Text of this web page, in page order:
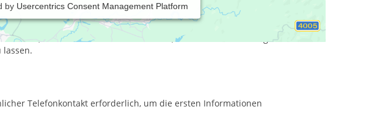
by Usercentrics Consent Management Platform
in unserer Seele befinden, aufzuspüren, zuzulassen und zu akzeptieren,
in unserem Leben machen können. In unserer Freiburger Praxis für
Ihnen, erlittene und auch unbewusste, emotionale Verletzungen wieder zu
Telefonkontakt erforderlich, um die ersten Informationen